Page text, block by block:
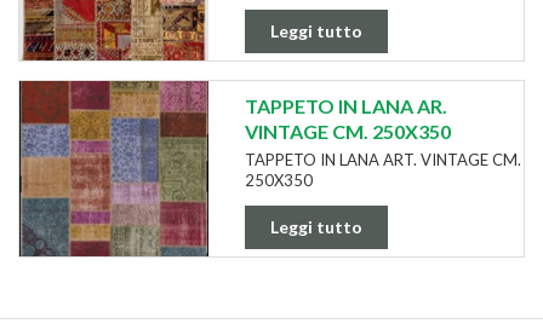
Leggi tutto
TAPPETO IN LANA AR.
VINTAGE CM. 250X350
TAPPETO IN LANA ART. VINTAGE CM.
250X350
Leggi tutto